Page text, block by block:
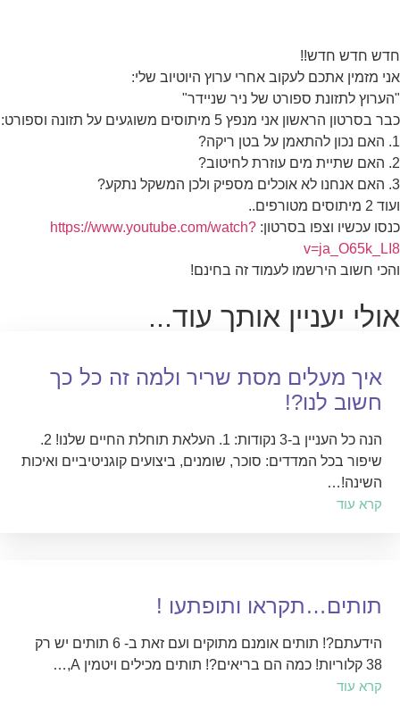
חדש חדש חדש!!
אני מזמין אתכם לעקוב אחרי ערוץ היוטיוב שלי:
"הערוץ לתזונת ספורט של ניר שניידר"
כבר בסרטון הראשון אני מנפץ 5 מיתוסים משוגעים על תזונה וספורט:
1. האם נכון להתאמן על בטן ריקה?
2. האם שתיית מים עוזרת לחיטוב?
3. האם אנחנו לא אוכלים מספיק ולכן המשקל נתקע?
ועוד 2 מיתוסים מטורפים..
כנסו עכשיו וצפו בסרטון: https://www.youtube.com/watch?
v=ja_O65k_LI8
והכי חשוב הירשמו לעמוד זה בחינם!
אולי יעניין אותך עוד...
איך מעלים מסת שריר ולמה זה כל כך
חשוב לנו?!
הנה כל העניין ב-3 נקודות: 1. העלאת תוחלת החיים שלנו! 2.
⁠שיפור בכל המדדים: סוכר, שומנים, ביצועים קוגניטיביים ואיכות
השינה!…
קרא עוד
תותים…תקראו ותופתעו !
הידעתם?! תותים אומנם מתוקים ועם זאת ב- 6 תותים יש רק
38 קלוריות! כמה הם בריאים?! תותים מכילים ויטמין A,…
קרא עוד